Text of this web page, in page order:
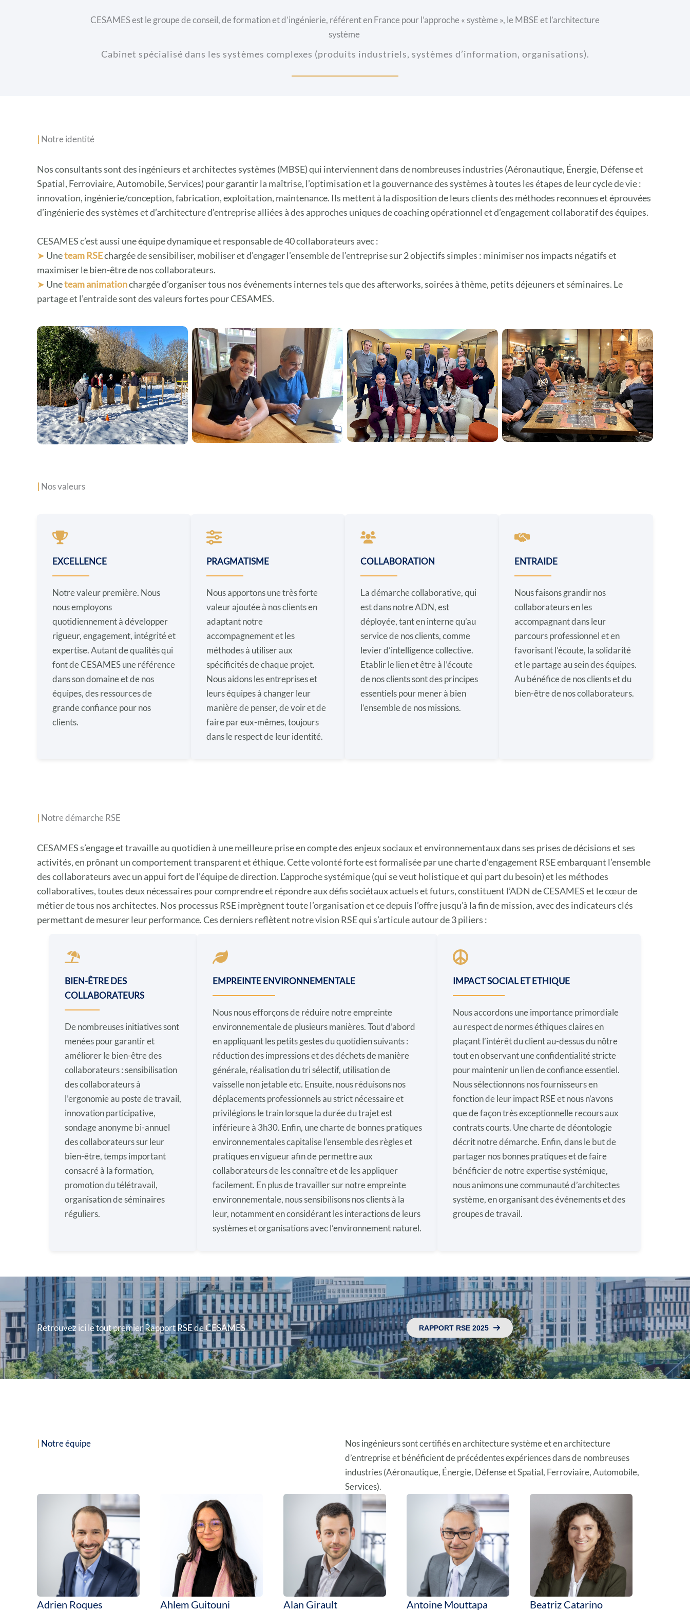
CESAMES est le groupe de conseil, de formation et d’ingénierie, référent en France pour l’approche « système », le MBSE et l’architecture
système
Cabinet spécialisé dans les systèmes complexes (produits industriels, systèmes d’information, organisations).
| Notre identité
Nos consultants sont des ingénieurs et architectes systèmes (MBSE) qui interviennent dans de nombreuses industries (Aéronautique, Énergie, Défense et
Spatial, Ferroviaire, Automobile, Services) pour garantir la maîtrise, l’optimisation et la gouvernance des systèmes à toutes les étapes de leur cycle de vie :
innovation, ingénierie/conception, fabrication, exploitation, maintenance. Ils mettent à la disposition de leurs clients des méthodes reconnues et éprouvées
d’ingénierie des systèmes et d’architecture d’entreprise alliées à des approches uniques de coaching opérationnel et d’engagement collaboratif des équipes.
CESAMES c’est aussi une équipe dynamique et responsable de 40 collaborateurs avec :
➤ Uneteam RSEchargée de sensibiliser, mobiliser et d’engager l’ensemble de l’entreprise sur 2 objectifs simples : minimiser nos impacts négatifs et
maximiser le bien-être de nos collaborateurs.
➤ Uneteam animationchargée d’organiser tous nos événements internes tels que des afterworks, soirées à thème, petits déjeuners et séminaires. Le
partage et l’entraide sont des valeurs fortes pour CESAMES.
| Nos valeurs
EXCELLENCE
Notre valeur première. Nous
nous employons
quotidiennement à développer
rigueur, engagement, intégrité et
expertise. Autant de qualités qui
font de CESAMES une référence
dans son domaine et de nos
équipes, des ressources de
grande confiance pour nos
clients.
PRAGMATISME
Nous apportons une très forte
valeur ajoutée à nos clients en
adaptant notre
accompagnement et les
méthodes à utiliser aux
spécificités de chaque projet.
Nous aidons les entreprises et
leurs équipes à changer leur
manière de penser, de voir et de
faire par eux-mêmes, toujours
dans le respect de leur identité.
COLLABORATION
La démarche collaborative, qui
est dans notre ADN, est
déployée, tant en interne qu’au
service de nos clients, comme
levier d’intelligence collective.
Etablir le lien et être à l’écoute
de nos clients sont des principes
essentiels pour mener à bien
l’ensemble de nos missions.
ENTRAIDE
Nous faisons grandir nos
collaborateurs en les
accompagnant dans leur
parcours professionnel et en
favorisant l’écoute, la solidarité
et le partage au sein des équipes.
Au bénéfice de nos clients et du
bien-être de nos collaborateurs.
| Notre démarche RSE
CESAMES s’engage et travaille au quotidien à une meilleure prise en compte des enjeux sociaux et environnementaux dans ses prises de décisions et ses
activités, en prônant un comportement transparent et éthique. Cette volonté forte est formalisée par une charte d’engagement RSE embarquant l’ensemble
des collaborateurs avec un appui fort de l’équipe de direction. L’approche systémique (qui se veut holistique et qui part du besoin) et les méthodes
collaboratives, toutes deux nécessaires pour comprendre et répondre aux défis sociétaux actuels et futurs, constituent l’ADN de CESAMES et le cœur de
métier de tous nos architectes. Nos processus RSE imprègnent toute l’organisation et ce depuis l’offre jusqu’à la fin de mission, avec des indicateurs clés
permettant de mesurer leur performance. Ces derniers reflètent notre vision RSE qui s’articule autour de 3 piliers :
BIEN-ÊTRE DES
COLLABORATEURS
De nombreuses initiatives sont
menées pour garantir et
améliorer le bien-être des
collaborateurs : sensibilisation
des collaborateurs à
l’ergonomie au poste de travail,
innovation participative,
sondage anonyme bi-annuel
des collaborateurs sur leur
bien-être, temps important
consacré à la formation,
promotion du télétravail,
organisation de séminaires
réguliers.
EMPREINTE ENVIRONNEMENTALE
Nous nous efforçons de réduire notre empreinte
environnementale de plusieurs manières. Tout d’abord
en appliquant les petits gestes du quotidien suivants :
réduction des impressions et des déchets de manière
générale, réalisation du tri sélectif, utilisation de
vaisselle non jetable etc. Ensuite, nous réduisons nos
déplacements professionnels au strict nécessaire et
privilégions le train lorsque la durée du trajet est
inférieure à 3h30. Enfin, une charte de bonnes pratiques
environnementales capitalise l’ensemble des règles et
pratiques en vigueur afin de permettre aux
collaborateurs de les connaître et de les appliquer
facilement. En plus de travailler sur notre empreinte
environnementale, nous sensibilisons nos clients à la
leur, notamment en considérant les interactions de leurs
systèmes et organisations avec l’environnement naturel.
IMPACT SOCIAL ET ETHIQUE
Nous accordons une importance primordiale
au respect de normes éthiques claires en
plaçant l’intérêt du client au-dessus du nôtre
tout en observant une confidentialité stricte
pour maintenir un lien de confiance essentiel.
Nous sélectionnons nos fournisseurs en
fonction de leur impact RSE et nous n’avons
que de façon très exceptionnelle recours aux
contrats courts. Une charte de déontologie
décrit notre démarche. Enfin, dans le but de
partager nos bonnes pratiques et de faire
bénéficier de notre expertise systémique,
nous animons une communauté d’architectes
système, en organisant des événements et des
groupes de travail.
Retrouvez ici le tout premier Rapport RSE de CESAMES RAPPORT RSE 2025
| Notre équipe
Nos ingénieurs sont certifiés en architecture système et en architecture
d’entreprise et bénéficient de précédentes expériences dans de nombreuses
industries (Aéronautique, Énergie, Défense et Spatial, Ferroviaire, Automobile,
Services).
Adrien Roques Ahlem Guitouni Alan Girault Antoine Mouttapa Beatriz Catarino